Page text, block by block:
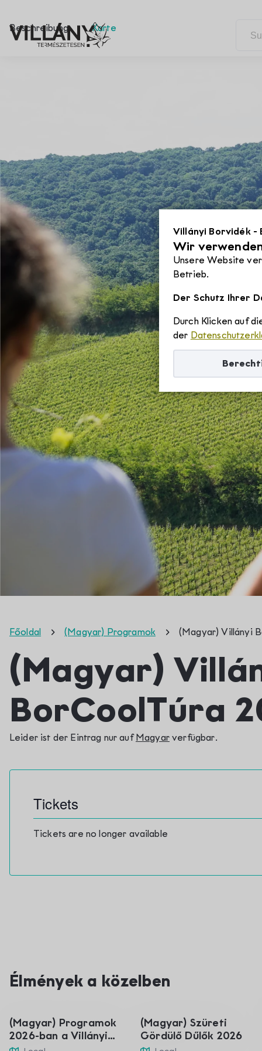
Villányi Borvidék -
Wir
Unsere Website
Betrieb.
Der Schutz Ihrer
Durch Klicken auf
der
Beschreibung Karte
Főoldal (Magyar) Programok (Magyar) Villányi
(Magyar)
BorCoolTúra
Leider ist der Eintrag nur aufMagyarverfügbar.
Tickets
Tickets are no longer available
Élmények a közelben
01
(Magyar) Programok
2026-ban a Villányi
05
(Magyar) Szüreti
Gördülő Dűlők 2026